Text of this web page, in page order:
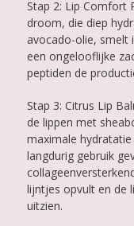
Stap 2: Lip Comfort
droom, die diep
avocado-olie, smelt
een ​​ongelooflijke
peptiden de
Stap 3: Citrus Lip
de lippen met
maximale
langdurig gebruik
lijntjes opvult en de
uitzien.